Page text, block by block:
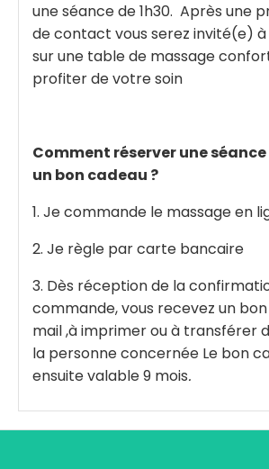
une séance de 1h30. Après une
de contact vous serez invité(e)
sur une table de massage
profiter de votre soin
Comment réserver une
un bon cadeau ?
1. Je commande le massage en
2. Je règle par carte bancaire
3. Dès réception de la
commande, vous recevez un
mail ,à imprimer ou à transférer
la personne concernée Le bon
ensuite valable 9 mois.